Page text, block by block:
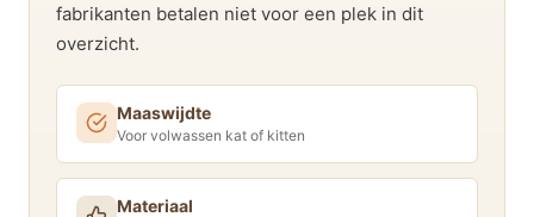
fabrikanten betalen niet voor een plek in dit
overzicht.
Maaswijdte
Voor volwassen kat of kitten
Materiaal